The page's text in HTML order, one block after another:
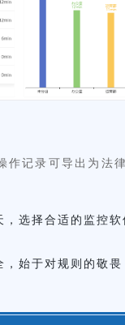
作记录可导出为法
选择合适的监控
始于对规则的敬畏